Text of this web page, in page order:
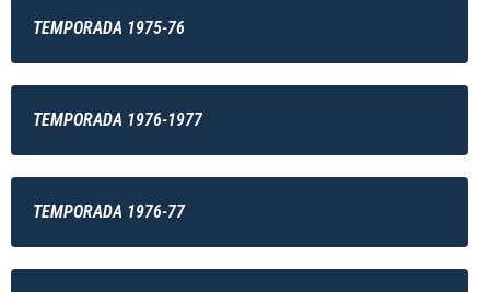
TEMPORADA 1975-76
TEMPORADA 1976-1977
TEMPORADA 1976-77